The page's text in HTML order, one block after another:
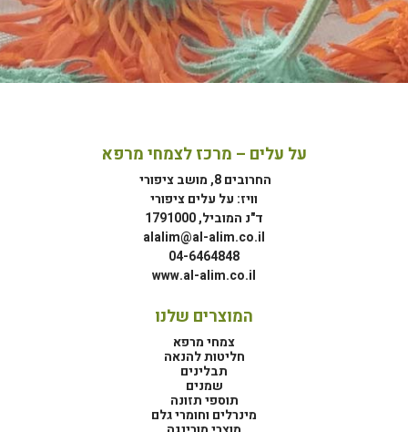
על עלים – מרכז לצמחי מרפא
החרובים 8, מושב ציפורי
וויז: על עלים ציפורי
ד"נ המוביל, 1791000
alalim@al-alim.co.il
04-6464848
www.al-alim.co.il
המוצרים שלנו
צמחי מרפא
חליטות להנאה
תבלינים
שמנים
תוספי תזונה
מינרלים וחומרי גלם